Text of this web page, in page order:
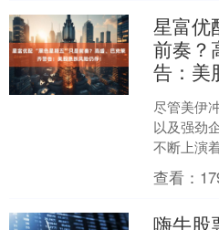
星富优
前奏？
告：美
尽管美伊
以及强劲
不断上演
的一场突
手不及。
查看：
嗨牛股